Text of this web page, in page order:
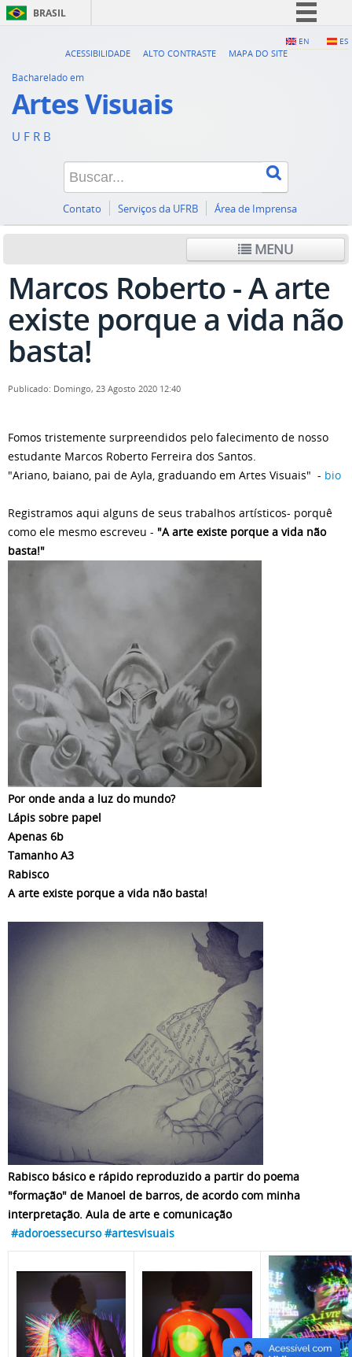
BRASIL
Canais
EN ES
ACESSIBILIDADE ALTO CONTRASTE MAPA DO SITE
Bacharelado em
Artes Visuais
U F R B
Contato Serviços da UFRB Área de Imprensa
MENU
Marcos Roberto - A arte
existe porque a vida não
basta!
Publicado: Domingo, 23 Agosto 2020 12:40
Fomos tristemente surpreendidos pelo falecimento de nosso
estudante Marcos Roberto Ferreira dos Santos.
"Ariano, baiano, pai de Ayla, graduando em Artes Visuais" - bio
Registramos aqui alguns de seus trabalhos artísticos- porquê
como ele mesmo escreveu - "A arte existe porque a vida não
basta!"
Por onde anda a luz do mundo?
Lápis sobre papel
Apenas 6b
Tamanho A3
Rabisco
A arte existe porque a vida não basta!
Rabisco básico e rápido reproduzido a partir do poema
"formação" de Manoel de barros, de acordo com minha
interpretação. Aula de arte e comunicação
#adoroessecurso #artesvisuais